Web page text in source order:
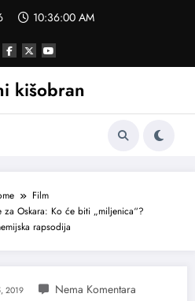
10:36:01 AM
kišobran
Film
za Oskara: Ko će biti „miljenica“?
rapsodija
2019